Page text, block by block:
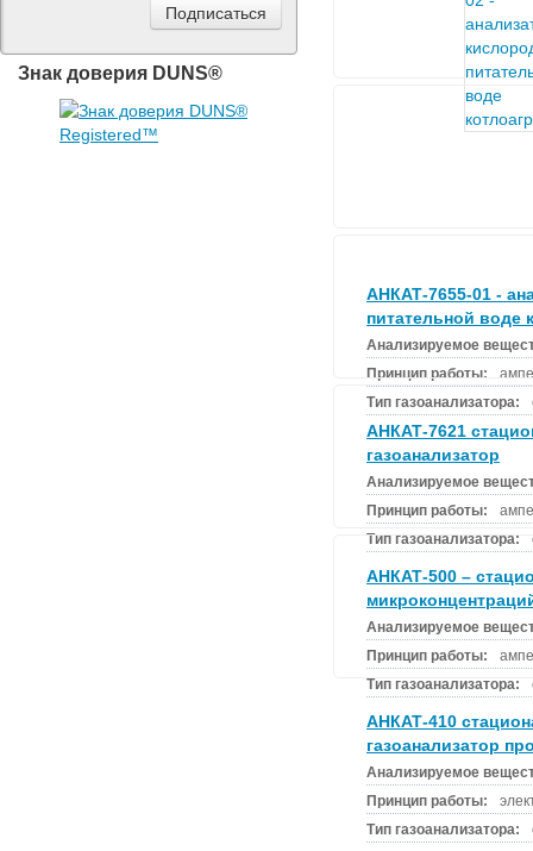
АНКАТ-7655-01 -
питательной воде
Анализируемое
Принцип работы:
Тип газоанализатора:
АНКАТ-7621
газоанализатор
Анализируемое
Принцип работы:
Тип газоанализатора:
АНКАТ-500 –
Анализируемое
Принцип работы:
Тип газоанализатора:
АНКАТ-410
газоанализатор
Анализируемое
Принцип работы:
Тип газоанализатора:
Знак доверия DUNS®